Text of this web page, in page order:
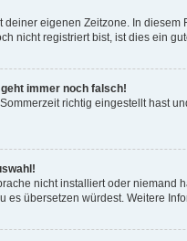
eigenen Zeitzone. In
nicht registriert bist, ist dies ein
immer noch falsch!
richtig eingestellt hast
nicht installiert oder
es übersetzen würdest. Weitere